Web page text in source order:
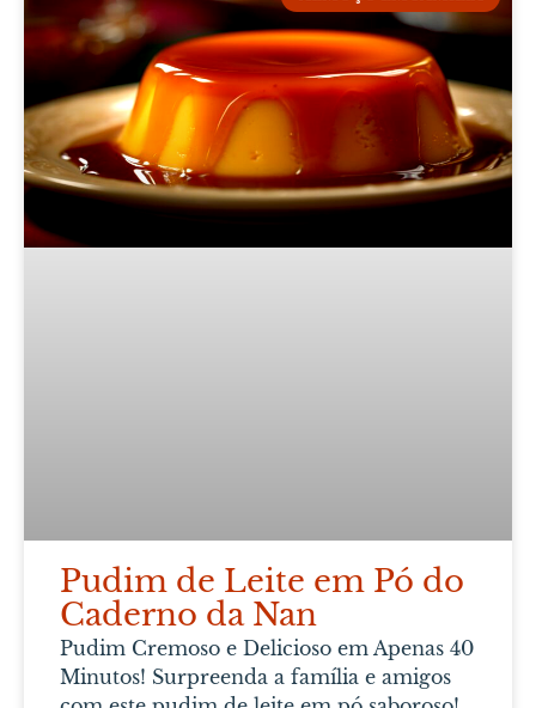
Pudim de Leite em Pó do
Caderno da Nan
Pudim Cremoso e Delicioso em Apenas 40
Minutos! Surpreenda a família e amigos